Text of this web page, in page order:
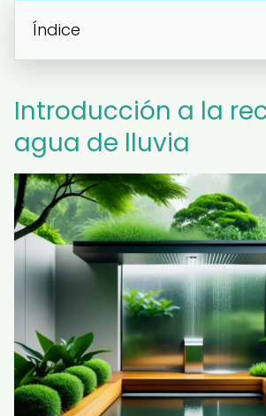
Índice
Introducción a la
agua de lluvia